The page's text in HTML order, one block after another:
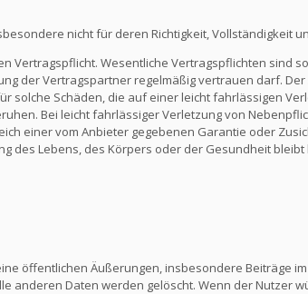
nicht für deren Richtigkeit, Vollständigkeit
Vertragspflicht. Wesentliche Vertragspflichten sind
der Vertragspartner regelmäßig vertrauen darf.
solche Schäden, die auf einer leicht fahrlässigen
Bei leicht fahrlässiger Verletzung von
einer vom Anbieter gegebenen Garantie oder
des Lebens, des Körpers oder der Gesundheit
öffentlichen Äußerungen, insbesondere Beiträge
anderen Daten werden gelöscht. Wenn der Nutzer